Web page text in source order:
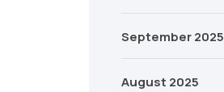
September 2025
August 2025